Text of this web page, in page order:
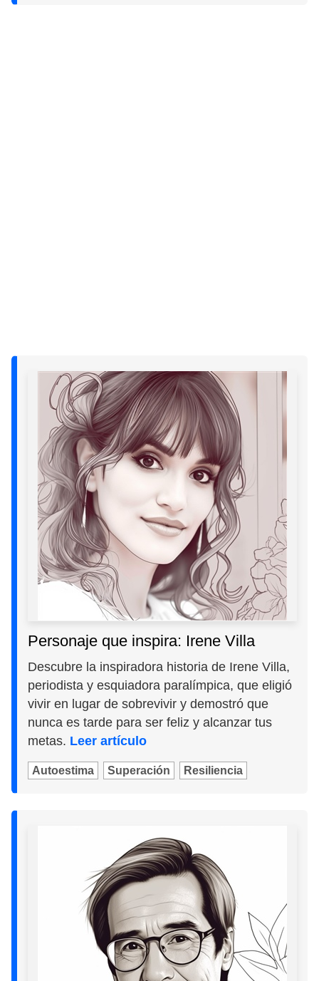
Personaje que inspira: Irene Villa
Descubre la inspiradora historia de Irene Villa,
periodista y esquiadora paralímpica, que eligió
vivir en lugar de sobrevivir y demostró que
nunca es tarde para ser feliz y alcanzar tus
metas. Leer artículo
Autoestima Superación Resiliencia